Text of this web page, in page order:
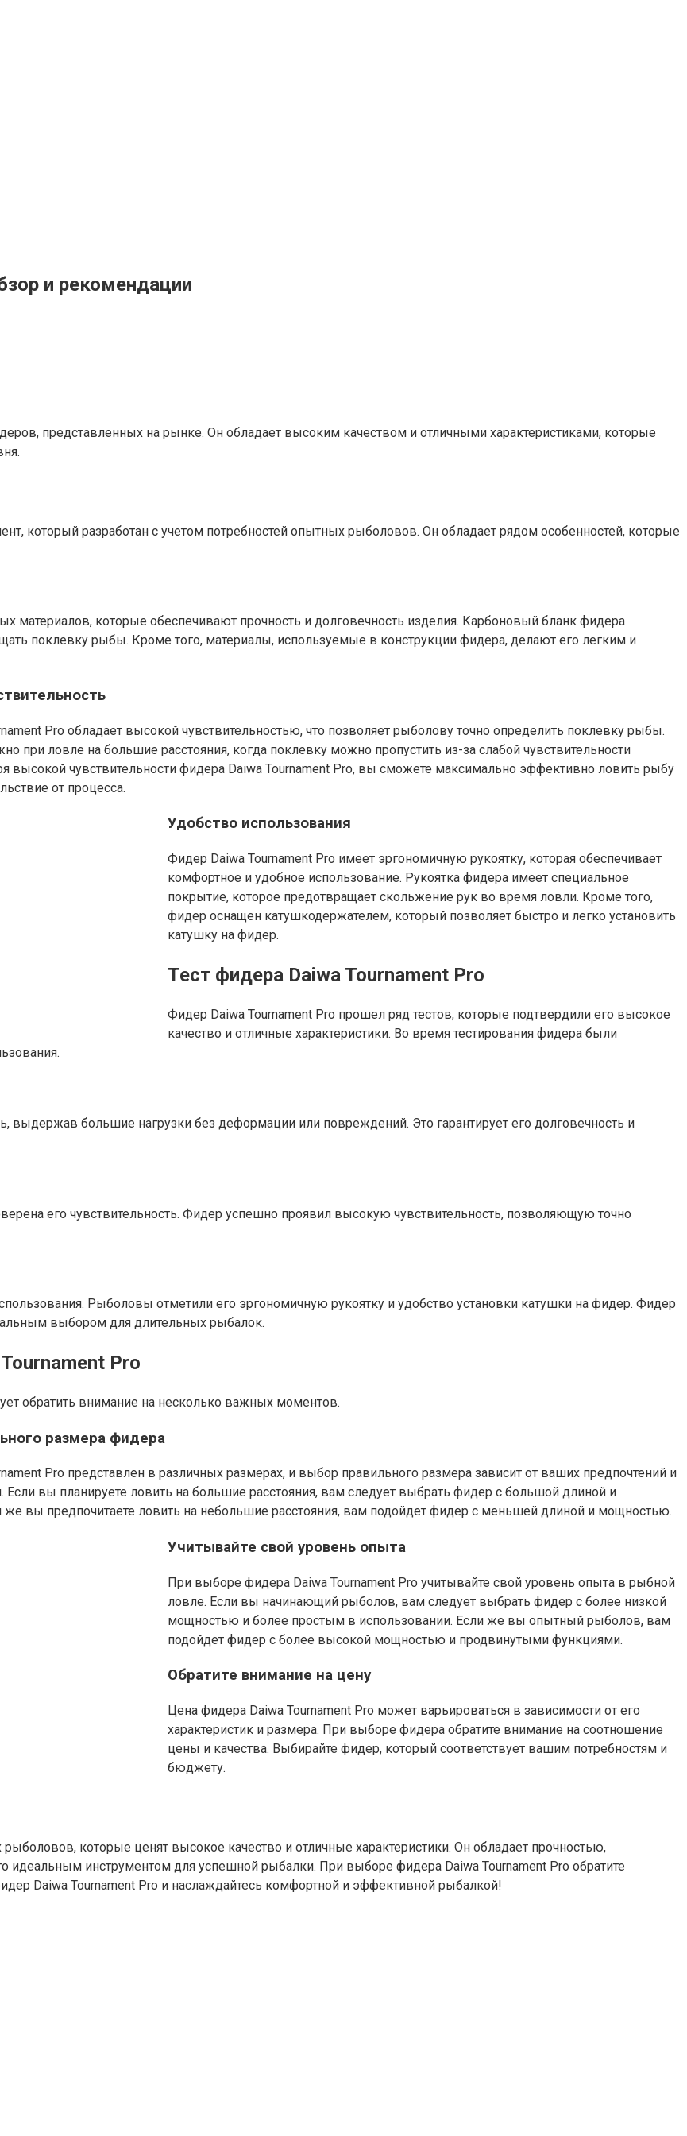
и рекомендации
представленных на рынке. Он обладает высоким качеством и отличными характеристиками, которые
который разработан с учетом потребностей опытных рыболовов. Он обладает рядом особенностей, которые
материалов, которые обеспечивают прочность и долговечность изделия. Карбоновый бланк фидера
поклевку рыбы. Кроме того, материалы, используемые в конструкции фидера, делают его легким и
Pro обладает высокой чувствительностью, что позволяет рыболову точно определить поклевку рыбы.
при ловле на большие расстояния, когда поклевку можно пропустить из-за слабой чувствительности
высокой чувствительности фидера Daiwa Tournament Pro, вы сможете максимально эффективно ловить рыбу
от процесса.
Удобство использования
Фидер Daiwa Tournament Pro имеет эргономичную рукоятку, которая обеспечивает
комфортное и удобное использование. Рукоятка фидера имеет специальное
покрытие, которое предотвращает скольжение рук во время ловли. Кроме того,
фидер оснащен катушкодержателем, который позволяет быстро и легко установить
катушку на фидер.
Тест фидера Daiwa Tournament Pro
Фидер Daiwa Tournament Pro прошел ряд тестов, которые подтвердили его высокое
качество и отличные характеристики. Во время тестирования фидера были
выдержав большие нагрузки без деформации или повреждений. Это гарантирует его долговечность и
его чувствительность. Фидер успешно проявил высокую чувствительность, позволяющую точно
Рыболовы отметили его эргономичную рукоятку и удобство установки катушки на фидер. Фидер
выбором для длительных рыбалок.
Pro
обратить внимание на несколько важных моментов.
размера фидера
Pro представлен в различных размерах, и выбор правильного размера зависит от ваших предпочтений и
Если вы планируете ловить на большие расстояния, вам следует выбрать фидер с большой длиной и
вы предпочитаете ловить на небольшие расстояния, вам подойдет фидер с меньшей длиной и мощностью.
Учитывайте свой уровень опыта
При выборе фидера Daiwa Tournament Pro учитывайте свой уровень опыта в рыбной
ловле. Если вы начинающий рыболов, вам следует выбрать фидер с более низкой
мощностью и более простым в использовании. Если же вы опытный рыболов, вам
подойдет фидер с более высокой мощностью и продвинутыми функциями.
Обратите внимание на цену
Цена фидера Daiwa Tournament Pro может варьироваться в зависимости от его
характеристик и размера. При выборе фидера обратите внимание на соотношение
цены и качества. Выбирайте фидер, который соответствует вашим потребностям и
бюджету.
которые ценят высокое качество и отличные характеристики. Он обладает прочностью,
идеальным инструментом для успешной рыбалки. При выборе фидера Daiwa Tournament Pro обратите
Daiwa Tournament Pro и наслаждайтесь комфортной и эффективной рыбалкой!